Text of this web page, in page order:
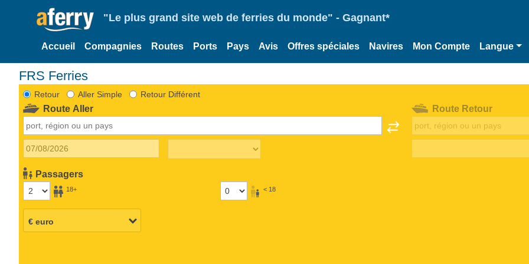
"Le plus grand site web de ferries du monde" - Gagnant*
Accueil Compagnies Routes Ports Pays Avis Offres spéciales Navires Mon Compte Langue
FRS Ferries
Retour Aller Simple Retour Différent
Route Aller
Passagers
18+ < 18
Route Retour